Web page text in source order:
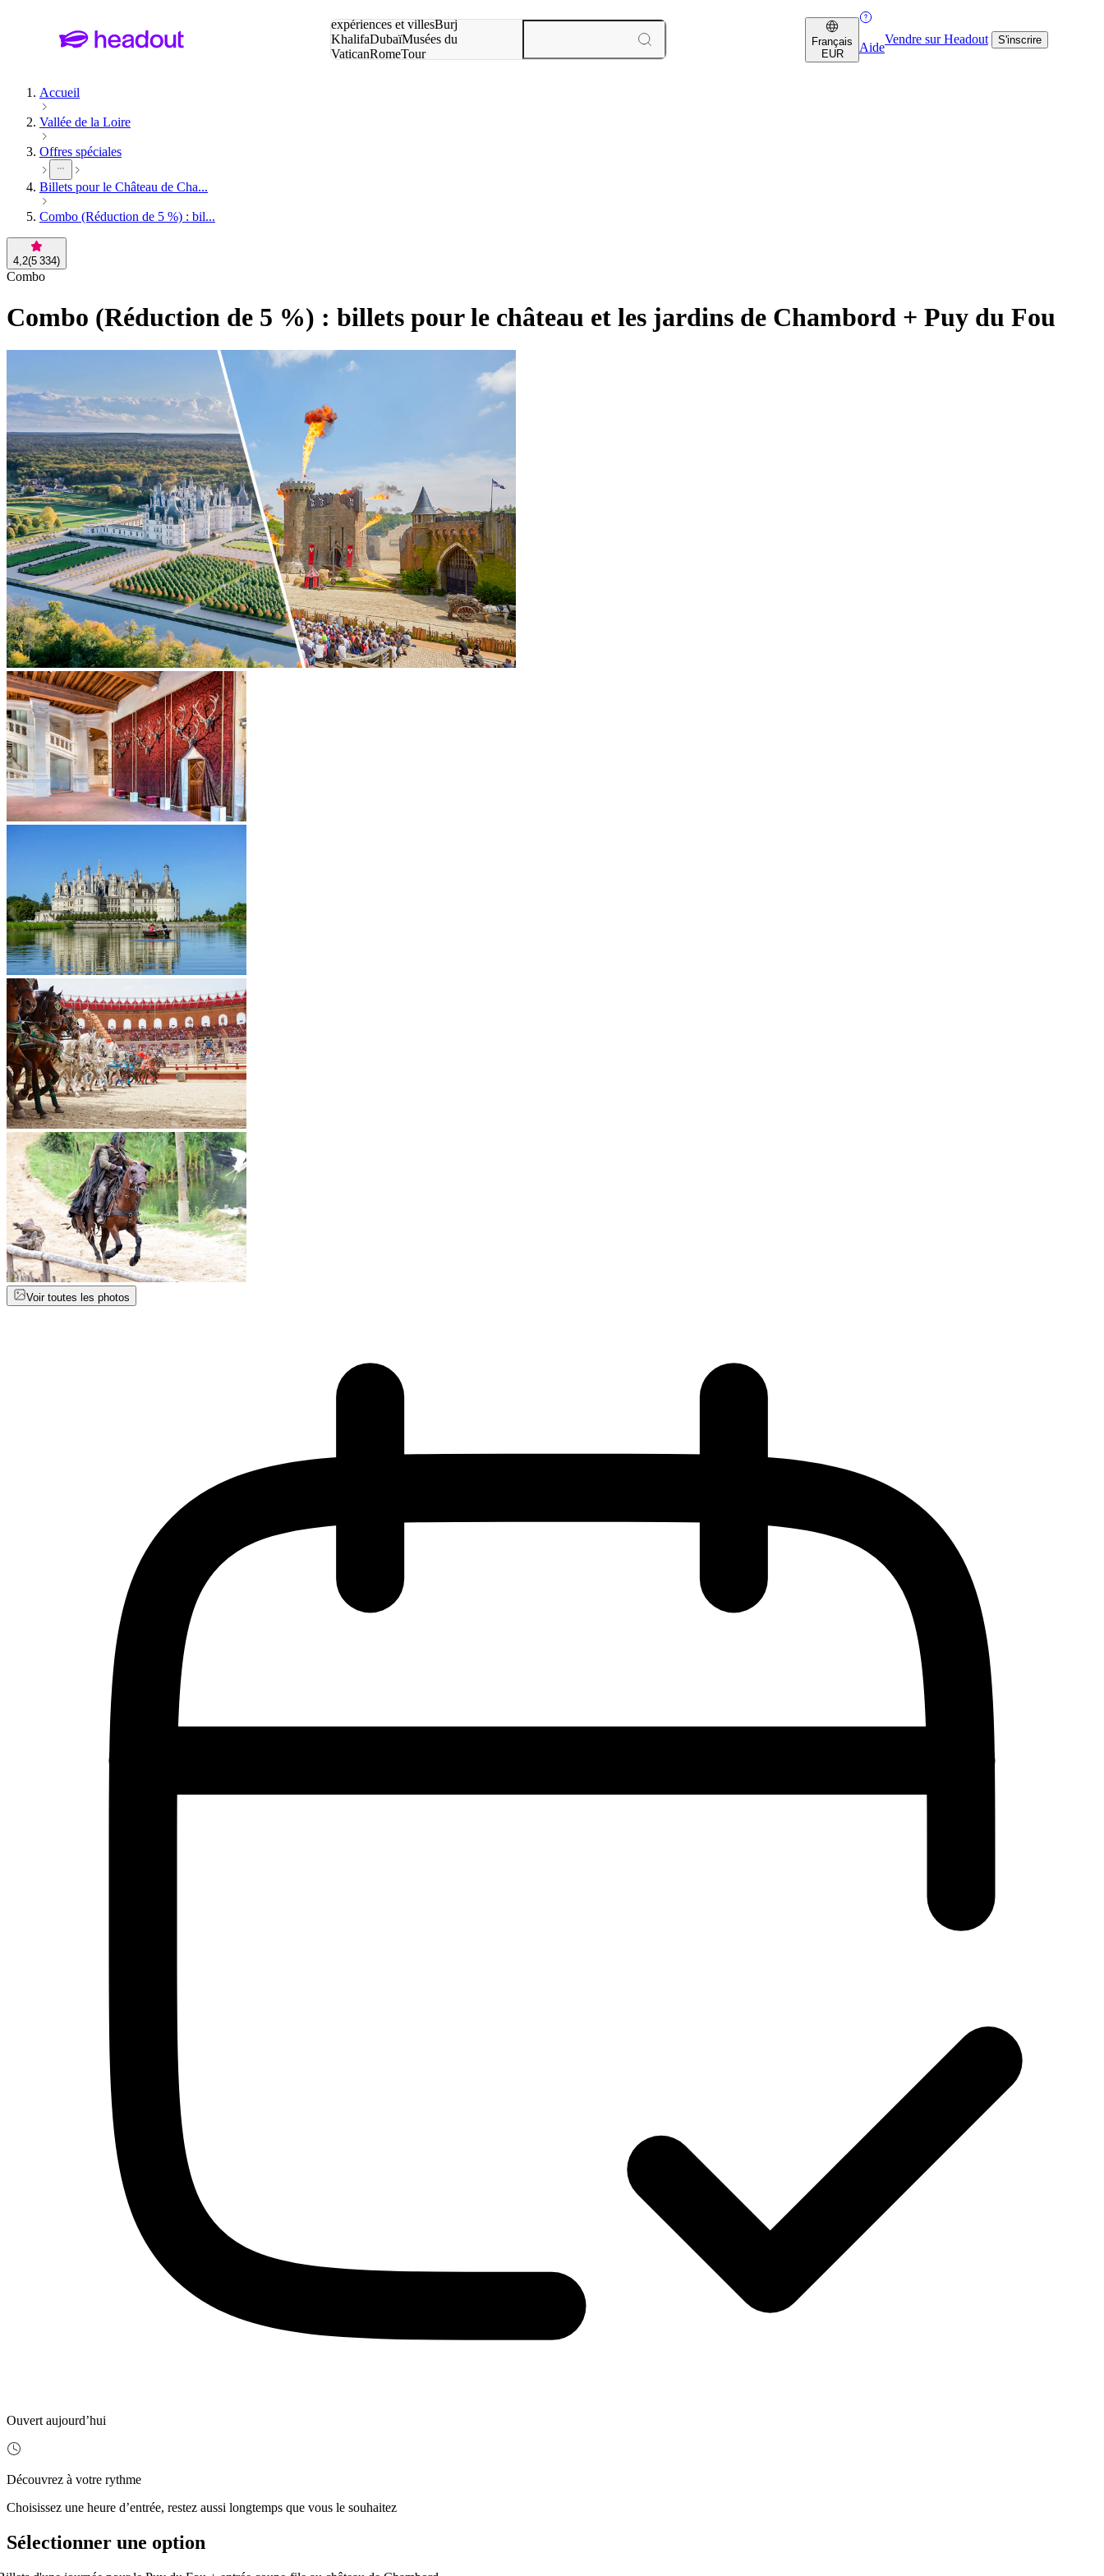
expériences et villesBurj
KhalifaDubaïMusées du
VaticanRomeTour
Français
EUR
Aide
Vendre sur Headout S'inscrire
Accueil
Vallée de la Loire
Offres spéciales
Billets pour le Château de Cha...
Combo (Réduction de 5 %) : bil...
4,2(5 334)
Combo
Combo (Réduction de 5 %) : billets pour le château et les jardins de Chambord + Puy du Fou
Voir toutes les photos
Ouvert aujourd’hui
Découvrez à votre rythme
Choisissez une heure d’entrée, restez aussi longtemps que vous le souhaitez
Sélectionner une option